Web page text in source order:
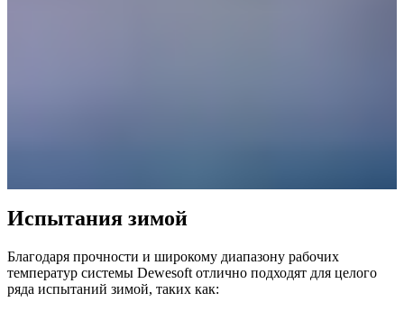
Испытания зимой
Благодаря прочности и широкому диапазону рабочих
температур системы Dewesoft отлично подходят для целого
ряда испытаний зимой, таких как: